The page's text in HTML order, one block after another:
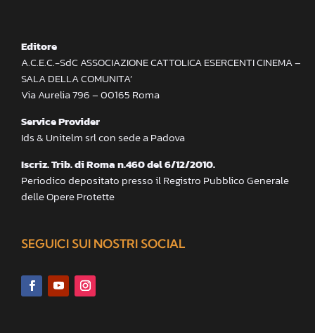
Editore
A.C.E.C.-SdC ASSOCIAZIONE CATTOLICA ESERCENTI CINEMA –
SALA DELLA COMUNITA’
Via Aurelia 796 – 00165 Roma
Service Provider
Ids & Unitelm srl con sede a Padova
Iscriz. Trib. di Roma n.460 del 6/12/2010.
Periodico depositato presso il Registro Pubblico Generale
delle Opere Protette
SEGUICI SUI NOSTRI SOCIAL